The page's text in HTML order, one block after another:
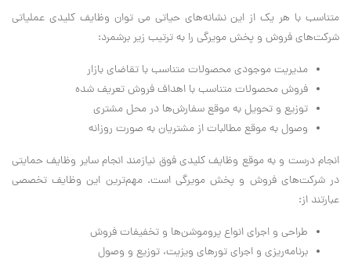
متناسب با هر یک از این نشانه‌های حیاتی می توان وظایف کلیدی عملیاتی
شرکت‌های فروش و پخش مویرگی را به ترتیب زیر برشمرد:
مدیریت موجودی محصولات متناسب با تقاضای بازار
فروش محصولات متناسب با اهداف فروش تعریف شده
توزیع و تحویل به موقع سفارش‌ها در محل مشتری
وصول به موقع مطالبات از مشتریان به صورت روزانه
انجام درست و به موقع وظایف کلیدی فوق نیازمند انجام سایر وظایف حمایتی
در شرکت‌های فروش و پخش مویرگی است. مهم‌ترین این وظایف تخصصی
عبارتند از:
طراحی و اجرای انواع پروموشن‌ها و تخفیفات فروش
برنامه‌ریزی و اجرای تورهای ویزیت، توزیع و وصول